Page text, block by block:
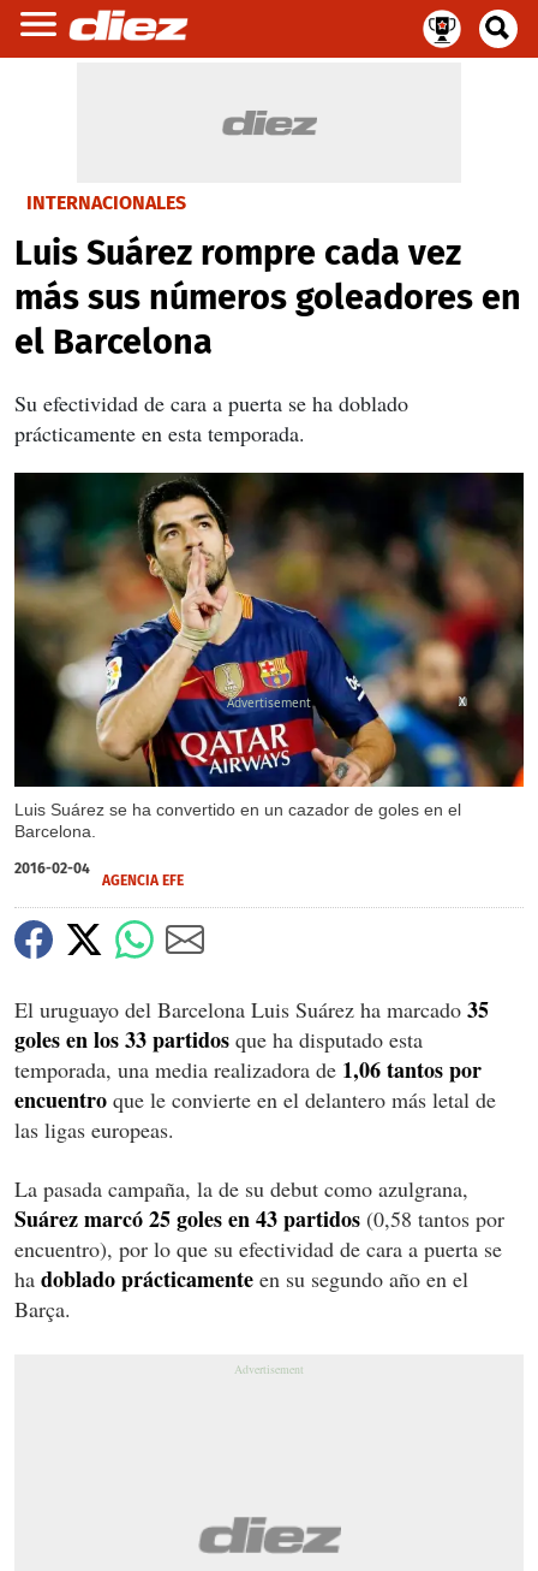
INTERNACIONALES
Luis Suárez rompre cada vez
más sus números goleadores en
el Barcelona
Su efectividad de cara a puerta se ha doblado
prácticamente en esta temporada.
Luis Suárez se ha convertido en un cazador de goles en el
Barcelona.
X
2016-02-04
AGENCIA EFE
El uruguayo del Barcelona Luis Suárez ha marcado 35
goles en los 33 partidos que ha disputado esta
temporada, una media realizadora de 1,06 tantos por
encuentro que le convierte en el delantero más letal de
las ligas europeas.
La pasada campaña, la de su debut como azulgrana,
Suárez marcó 25 goles en 43 partidos (0,58 tantos por
encuentro), por lo que su efectividad de cara a puerta se
ha doblado prácticamente en su segundo año en el
Barça.